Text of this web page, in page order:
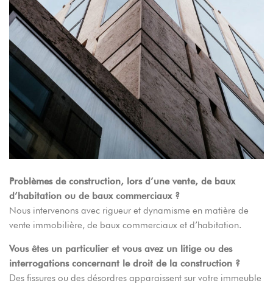
Problèmes de construction, lors d’une vente, de baux
d’habitation ou de baux commerciaux ?
Nous intervenons avec rigueur et dynamisme en matière de
vente immobilière, de baux commerciaux et d’habitation.
Vous êtes un particulier et vous avez un litige ou des
interrogations concernant le droit de la construction ?
Des fissures ou des désordres apparaissent sur votre immeuble